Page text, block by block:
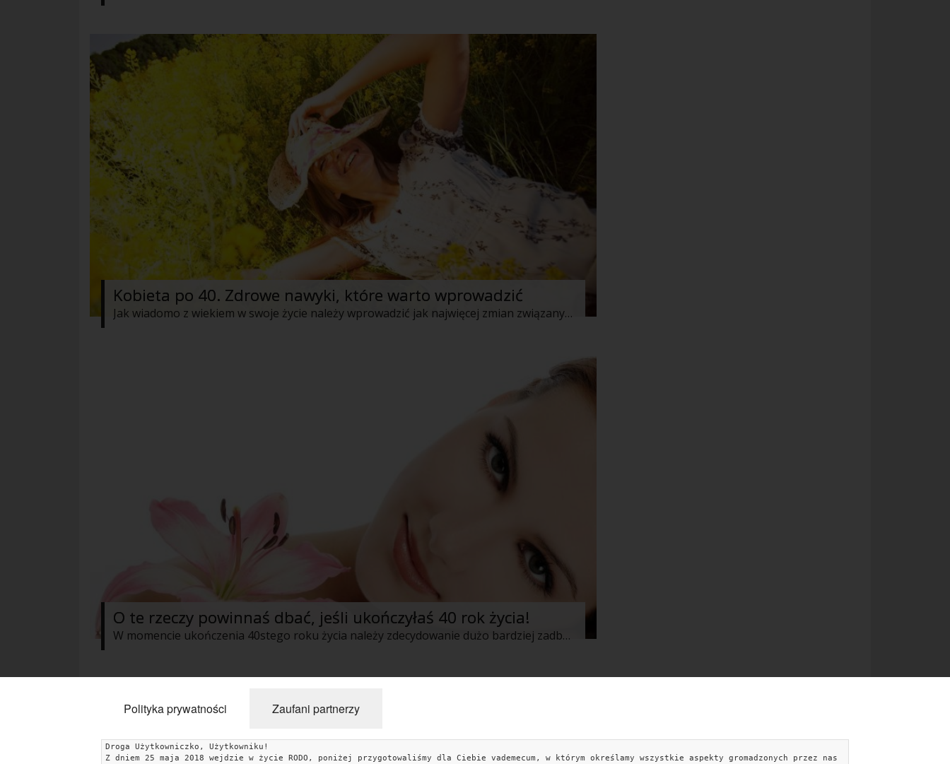
Kobieta po 40. Zdrowe nawyki, które warto wprowadzić
Jak wiadomo z wiekiem w swoje życie należy wprowadzić jak najwięcej zmian związanych z codziennym funkcjonowaniem naszego organizmu. Jeśli jesteś kobietą po 40stce koniecznie powinnaś zwrócić uwagę na to czy stosujesz te najważniejsze! Zatem, oto 3 podstawowe nawyki, których powinna trzymać się każda kobieta po 40stce.
O te rzeczy powinnaś dbać, jeśli ukończyłaś 40 rok życia!
W momencie ukończenia 40stego roku życia należy zdecydowanie dużo bardziej zadbać o siebie i swoje zdrowie. Od czego zacząć? O co dbać? Oto lista 4 najbardziej powszechnych rzeczy o które powinnaś zacząć dbać po ukończeniu 40stki.
Polityka prywatności Zaufani partnerzy
Droga Użytkowniczko, Użytkowniku!
Z dniem 25 maja 2018 wejdzie w życie RODO, poniżej przygotowaliśmy dla Ciebie vademecum, w którym określamy wszystkie aspekty gromadzonych przez nas